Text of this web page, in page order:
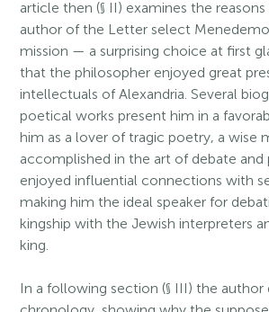
article then (§ II) examines the
author of the Letter select
mission — a surprising choice at first
that the philosopher enjoyed great
intellectuals of Alexandria. Several
poetical works present him in a
him as a lover of tragic poetry, a wise
accomplished in the art of debate
enjoyed influential connections with
making him the ideal speaker for
kingship with the Jewish interpreters
king.
In a following section (§ III) the author